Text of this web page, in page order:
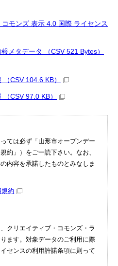
モンズ 表示 4.0 国際 ライセンス
メタデータ （CSV 521 Bytes）
CSV 104.6 KB）
CSV 97.0 KB）
ては必ず「山形市オープンデー
約」）をご一読下さい。なお、
内容を承諾したものとみなしま
約
クリエイティブ・コモンズ・ラ
ます。対象データのご利用に際
センスの利用許諾条項に則って